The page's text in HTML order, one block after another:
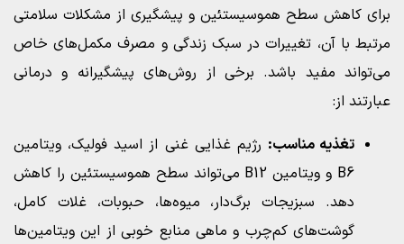
برای کاهش سطح هموسیستئین و پیشگیری از مشکلات سلامتی
مرتبط با آن، تغییرات در سبک زندگی و مصرف مکمل‌های خاص
می‌تواند مفید باشد. برخی از روش‌های پیشگیرانه و درمانی
عبارتند از:
تغذیه مناسب: رژیم غذایی غنی از اسید فولیک، ویتامین
B6 و ویتامین B12 می‌تواند سطح هموسیستئین را کاهش
دهد. سبزیجات برگ‌دار، میوه‌ها، حبوبات، غلات کامل،
گوشت‌های کم‌چرب و ماهی منابع خوبی از این ویتامین‌ها